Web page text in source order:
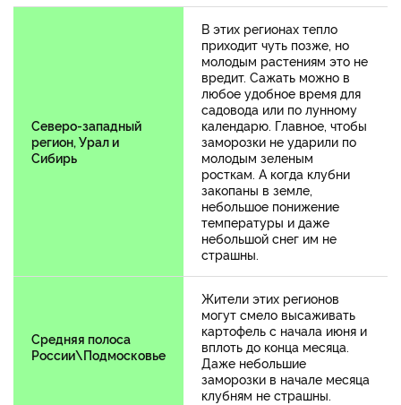
Северо-западный
регион, Урал и
Сибирь
В этих регионах тепло
приходит чуть позже, но
молодым растениям это не
вредит. Сажать можно в
любое удобное время для
садовода или по лунному
календарю. Главное, чтобы
заморозки не ударили по
молодым зеленым
росткам. А когда клубни
закопаны в земле,
небольшое понижение
температуры и даже
небольшой снег им не
страшны.
Средняя полоса
России\Подмосковье
Жители этих регионов
могут смело высаживать
картофель с начала июня и
вплоть до конца месяца.
Даже небольшие
заморозки в начале месяца
клубням не страшны.